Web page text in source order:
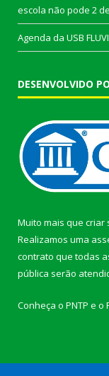
escola não pode 2
Agenda da USB
DESENVOLVIDO
Muito mais que criar
Realizamos uma
contrato que todas
pública serão
Conheça o PNTP e o